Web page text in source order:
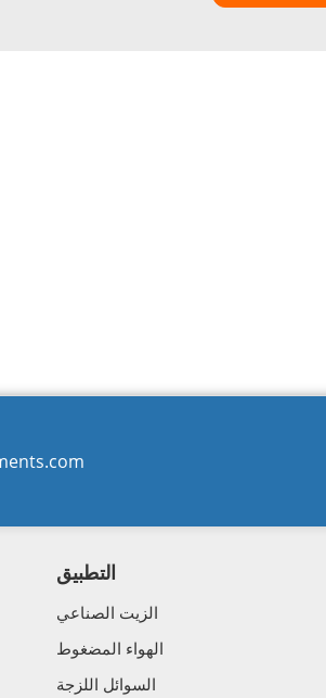
التطبيق
الزيت الصناعي
الهواء المضغوط
السوائل اللزجة